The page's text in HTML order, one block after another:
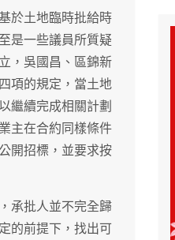
於土地臨時批給時
是一些議員所質疑
，吳國昌、區錦新
項的規定，當土地
繼續完成相關計劃
主在合約同樣條件
開招標，並要求按
承批人並不完全歸
的前提下，找出可